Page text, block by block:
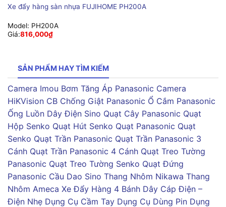
Xe đẩy hàng sàn nhựa FUJIHOME PH200A
Model: PH200A
Giá:816,000₫
SẢN PHẨM HAY TÌM KIẾM
Camera Imou Bơm Tăng Áp Panasonic Camera
HiKVision CB Chống Giật Panasonic Ổ Cắm Panasonic
Ống Luồn Dây Điện Sino Quạt Cây Panasonic Quạt
Hộp Senko Quạt Hút Senko Quạt Panasonic Quạt
Senko Quạt Trần Panasonic Quạt Trần Panasonic 3
Cánh Quạt Trần Panasonic 4 Cánh Quạt Treo Tường
Panasonic Quạt Treo Tường Senko Quạt Đứng
Panasonic Cầu Dao Sino Thang Nhôm Nikawa Thang
Nhôm Ameca Xe Đẩy Hàng 4 Bánh Dây Cáp Điện –
Điện Nhẹ Dụng Cụ Cầm Tay Dụng Cụ Dùng Pin Dụng